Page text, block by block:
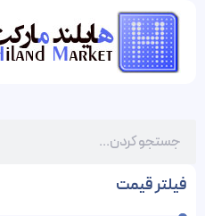
فیلتر قیمت